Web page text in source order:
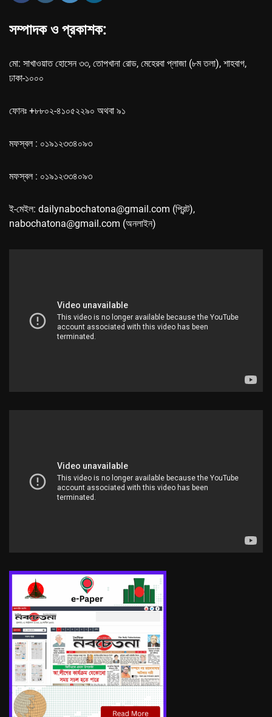
সম্পাদক ও প্রকাশক:
মো: সাখাওয়াত হোসেন ৩৩, তোপখানা রোড, মেহেরবা প্লাজা (৮ম তলা), শাহবাগ,
ঢাকা-১০০০
ফোনঃ +৮৮০২-৪১০৫২২৯০ অথবা ৯১
মফস্বল : ০১৯১২৩৩৪০৯৩
মফস্বল : ০১৯১২৩৩৪০৯৩
ই-মেইল: dailynabochatona@gmail.com (প্রিন্ট),
nabochatona@gmail.com (অনলাইন)